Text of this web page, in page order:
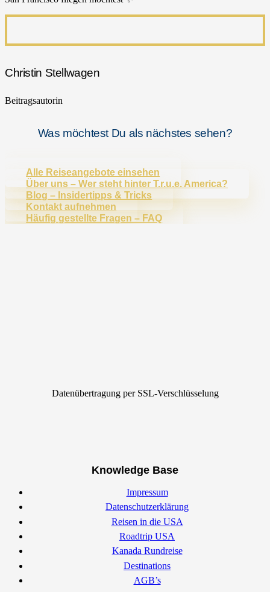
Christin Stellwagen
Beitragsautorin
Was möchtest Du als nächstes sehen?
Alle Reiseangebote einsehen
Über uns – Wer steht hinter T.r.u.e. America?
Blog – Insidertipps & Tricks
Kontakt aufnehmen
Häufig gestellte Fragen – FAQ
Datenübertragung per SSL-Verschlüsselung
Knowledge Base
Impressum
Datenschutzerklärung
Reisen in die USA
Roadtrip USA
Kanada Rundreise
Destinations
AGB’s